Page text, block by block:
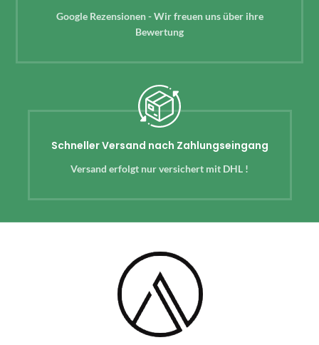
Google Rezensionen - Wir freuen uns über ihre
Bewertung
Schneller Versand nach Zahlungseingang
Versand erfolgt nur versichert mit DHL !